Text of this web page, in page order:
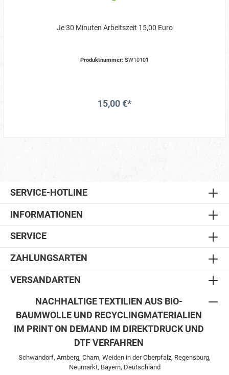
Je 30 Minuten Arbeitszeit 15,00 Euro
Produktnummer: SW10101
15,00 €*
SERVICE-HOTLINE
INFORMATIONEN
SERVICE
ZAHLUNGSARTEN
VERSANDARTEN
NACHHALTIGE TEXTILIEN AUS BIO-
BAUMWOLLE UND RECYCLINGMATERIALIEN
IM PRINT ON DEMAND IM DIREKTDRUCK UND
DTF VERFAHREN
Schwandorf, Amberg, Cham, Weiden in der Oberpfalz, Regensburg,
Neumarkt, Bayern, Deutschland